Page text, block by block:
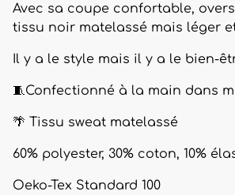
Avec sa coupe confortable,
tissu noir matelassé mais léger
Il y a le style mais il y a le bien-
🧵Confectionné à la main dans
🌴 Tissu sweat matelassé
60% polyester, 30% coton, 10%
Oeko-Tex Standard 100